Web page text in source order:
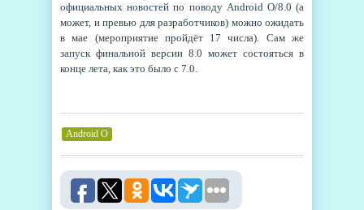
официальных новостей по поводу Android O/8.0 (а
может, и превью для разработчиков) можно ожидать
в мае (мероприятие пройдёт 17 числа). Сам же
запуск финальной версии 8.0 может состояться в
конце лета, как это было с 7.0.
Android O